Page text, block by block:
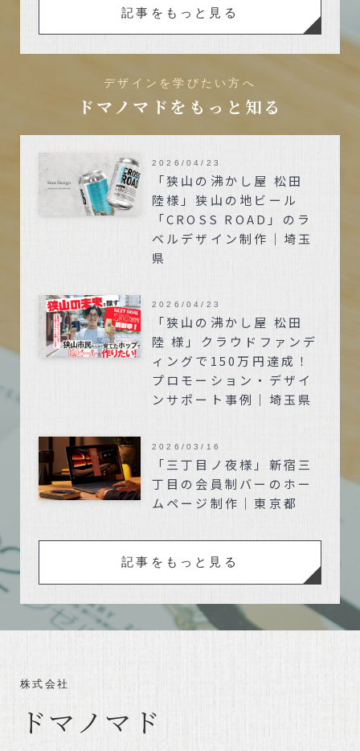
記事をもっと見る
デザインを学びたい方へ
ドマノマドをもっと知る
「狭山の沸かし屋 松田
陸様」狭山の地ビール
「CROSS ROAD」のラ
ベルデザイン制作｜埼玉
県
2026/04/23
「狭山の沸かし屋 松田
陸 様」クラウドファンデ
ィングで150万円達成！
プロモーション・デザイ
ンサポート事例｜埼玉県
2026/04/23
「三丁目ノ夜様」新宿三
丁目の会員制バーのホー
ムページ制作｜東京都
2026/03/16
記事をもっと見る
株式会社
ドマノマド